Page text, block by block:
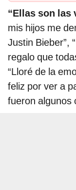
“Ellas son las
mis hijos me
Justin Bieber”,
regalo que
“Lloré de la
feliz por ver a
fueron algunos